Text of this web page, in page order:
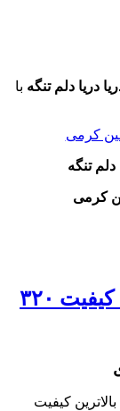
دریا دلم تنگه با
دلم تنگه
کرمی
۳۲۰
بالاترین کیفیت